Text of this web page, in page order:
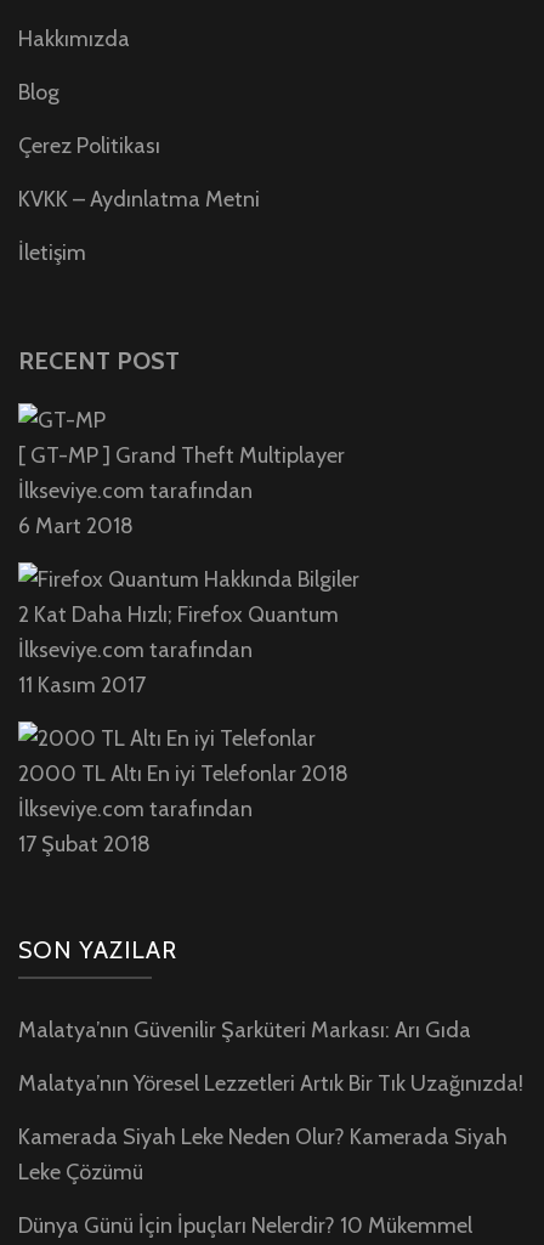
Hakkımızda
Blog
Çerez Politikası
KVKK – Aydınlatma Metni
İletişim
RECENT POST
[ GT-MP ] Grand Theft Multiplayer
İlkseviye.com tarafından
6 Mart 2018
2 Kat Daha Hızlı; Firefox Quantum
İlkseviye.com tarafından
11 Kasım 2017
2000 TL Altı En iyi Telefonlar 2018
İlkseviye.com tarafından
17 Şubat 2018
SON YAZILAR
Malatya’nın Güvenilir Şarküteri Markası: Arı Gıda
Malatya’nın Yöresel Lezzetleri Artık Bir Tık Uzağınızda!
Kamerada Siyah Leke Neden Olur? Kamerada Siyah
Leke Çözümü
Dünya Günü İçin İpuçları Nelerdir? 10 Mükemmel